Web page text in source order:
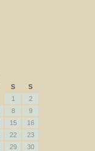
S S
1
2
8
9
15
16
22
23
29
30